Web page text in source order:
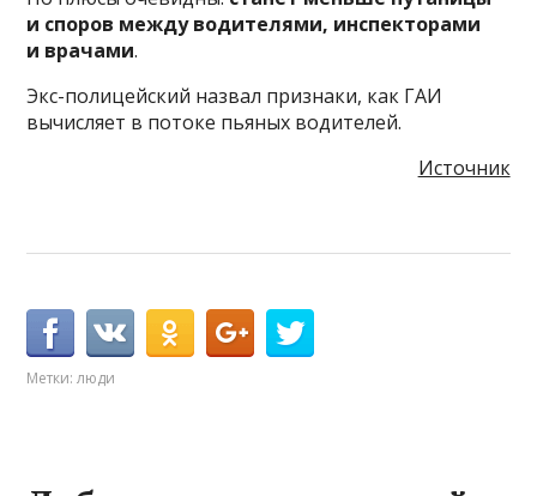
и споров между водителями, инспекторами
и врачами.
Экс-полицейский назвал признаки, как ГАИ
вычисляет в потоке пьяных водителей.
Источник
Метки:люди